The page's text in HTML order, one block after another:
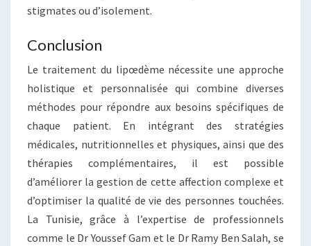
stigmates ou d’isolement.
Conclusion
Le traitement du lipœdème nécessite une approche
holistique et personnalisée qui combine diverses
méthodes pour répondre aux besoins spécifiques de
chaque patient. En intégrant des stratégies
médicales, nutritionnelles et physiques, ainsi que des
thérapies complémentaires, il est possible
d’améliorer la gestion de cette affection complexe et
d’optimiser la qualité de vie des personnes touchées.
La Tunisie, grâce à l’expertise de professionnels
comme le Dr Youssef Gam et le Dr Ramy Ben Salah, se